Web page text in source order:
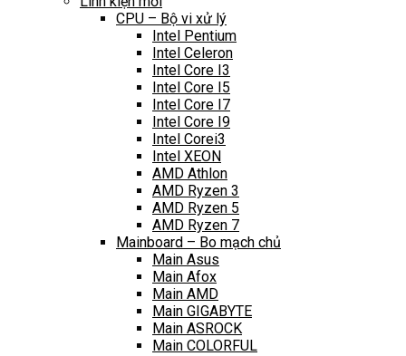
CPU – Bộ vi xử lý
Intel Pentium
Intel Celeron
Intel Core I3
Intel Core I5
Intel Core I7
Intel Core I9
Intel Corei3
Intel XEON
AMD Athlon
AMD Ryzen 3
AMD Ryzen 5
AMD Ryzen 7
Mainboard – Bo mạch chủ
Main Asus
Main Afox
Main AMD
Main GIGABYTE
Main ASROCK
Main COLORFUL